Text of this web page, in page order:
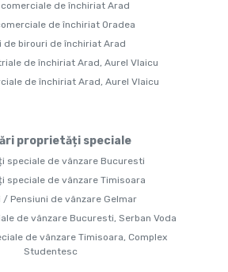
de închiriat Arad
de închiriat Oradea
de birouri de închiriat Arad
de închiriat Arad, Aurel Vlaicu
de închiriat Arad, Aurel Vlaicu
proprietăți speciale
speciale de vânzare Bucuresti
speciale de vânzare Timisoara
/ Pensiuni de vânzare Gelmar
de vânzare Bucuresti, Serban Voda
de vânzare Timisoara, Complex
Studentesc